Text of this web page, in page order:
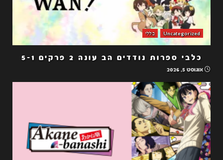
Uncategorized כללי
כלבי ספרות נודדים הב עונה 2 פרקים 5-1
אוגוסט 5, 2026